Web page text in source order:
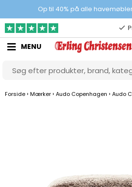
Op til 40% på alle 100%
Gratis &
MENU
Forside › Mærker › Audo Copenhagen › Audo